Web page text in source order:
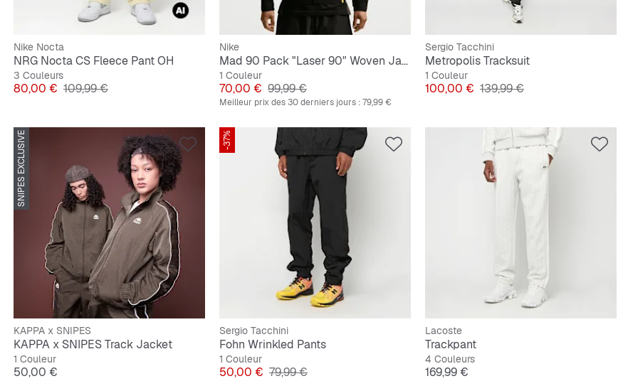
Nike Nocta
NRG Nocta CS Fleece Pant OH
3 Couleurs
Prix
80,00 € Prix original
109,99 €
Nike
Mad 90 Pack "Laser 90" Woven Jacket
1 Couleur
Prix
70,00 € Prix original
99,99 €
Meilleur prix des 30 derniers jours :79,99 €
Sergio Tacchini
Metropolis Tracksuit
1 Couleur
Prix
100,00 € Prix original
139,99 €
SNIPES EXCLUSIVE
KAPPA x SNIPES
KAPPA x SNIPES Track Jacket
1 Couleur
Prix
50,00 €
-37%
Sergio Tacchini
Fohn Wrinkled Pants
1 Couleur
Prix
50,00 € Prix original
79,99 €
Lacoste
Trackpant
4 Couleurs
Prix
169,99 €